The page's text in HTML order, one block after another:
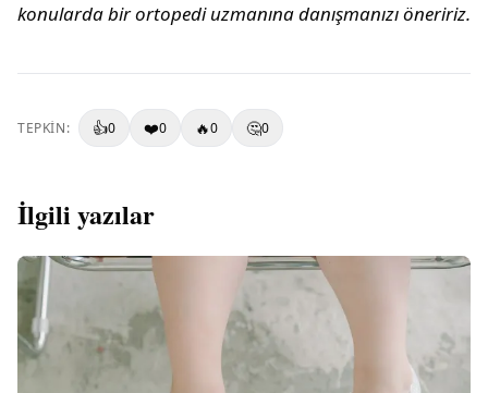
konularda bir ortopedi uzmanına danışmanızı öneririz.
TEPKIN: 👍0 ❤️0 🔥0 🤔0
İlgili yazılar